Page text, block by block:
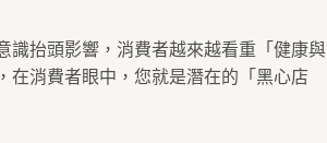
識抬頭影響，消費者越來越看重「健康與
在消費者眼中，您就是潛在的「黑心店